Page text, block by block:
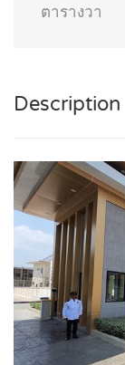
ตารางวา
Description